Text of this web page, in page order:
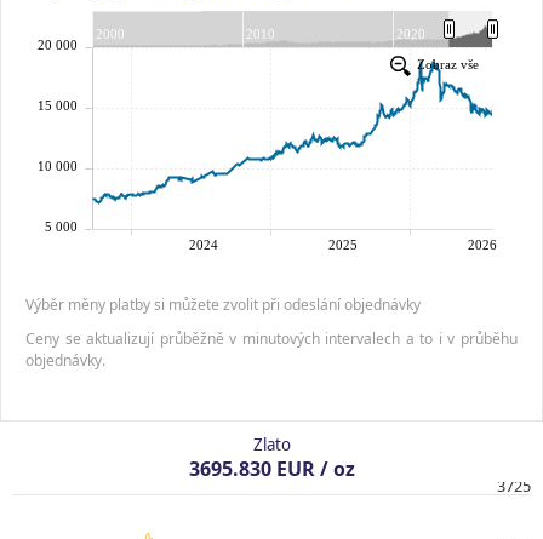
Výběr měny platby si můžete zvolit při odeslání objednávky
Ceny se aktualizují průběžně v minutových intervalech a to i v průběhu
objednávky.
Zlato
3695.830 EUR / oz
3725